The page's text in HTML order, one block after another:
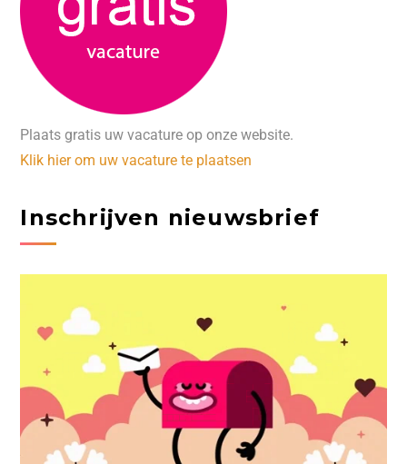
Plaats gratis uw vacature op onze website.
Klik hier om uw vacature te plaatsen
Inschrijven nieuwsbrief